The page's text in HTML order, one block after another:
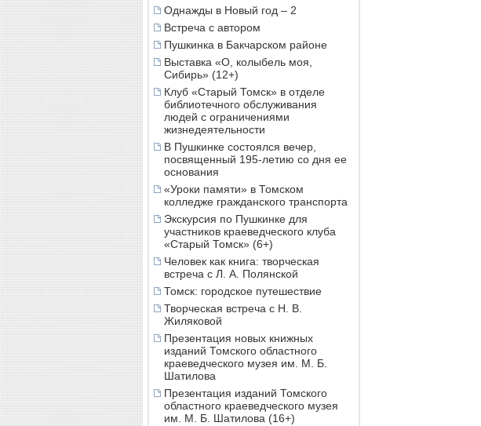
Однажды в Новый год – 2
Встреча с автором
Пушкинка в Бакчарском районе
Выставка «О, колыбель моя,
Сибирь» (12+)
Клуб «Старый Томск» в отделе
библиотечного обслуживания
людей с ограничениями
жизнедеятельности
В Пушкинке состоялся вечер,
посвященный 195-летию со дня ее
основания
«Уроки памяти» в Томском
колледже гражданского транспорта
Экскурсия по Пушкинке для
участников краеведческого клуба
«Старый Томск» (6+)
Человек как книга: творческая
встреча с Л. А. Полянской
Томск: городское путешествие
Творческая встреча с Н. В.
Жиляковой
Презентация новых книжных
изданий Томского областного
краеведческого музея им. М. Б.
Шатилова
Презентация изданий Томского
областного краеведческого музея
им. М. Б. Шатилова (16+)